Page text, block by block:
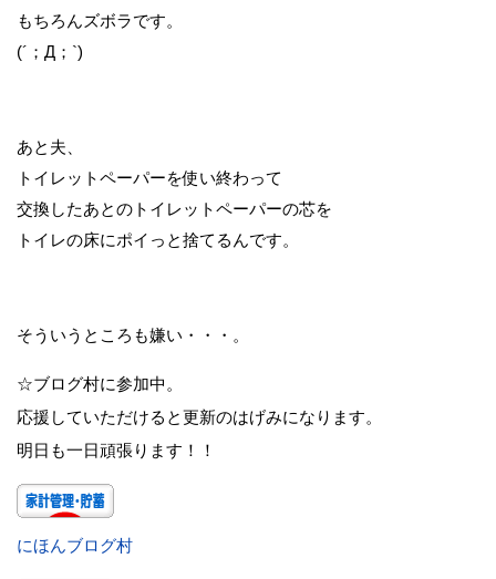
もちろんズボラです。
(´；Д；`)
あと夫、
トイレットペーパーを使い終わって
交換したあとのトイレットペーパーの芯を
トイレの床にポイっと捨てるんです。
そういうところも嫌い・・・。
☆ブログ村に参加中。
応援していただけると更新のはげみになります。
明日も一日頑張ります！！
にほんブログ村